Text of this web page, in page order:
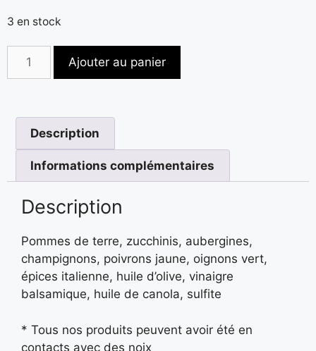
3 en stock
Ajouter au panier
Description
Informations complémentaires
Description
Pommes de terre, zucchinis, aubergines,
champignons, poivrons jaune, oignons vert,
épices italienne, huile d’olive, vinaigre
balsamique, huile de canola, sulfite
* Tous nos produits peuvent avoir été en
contacts avec des noix